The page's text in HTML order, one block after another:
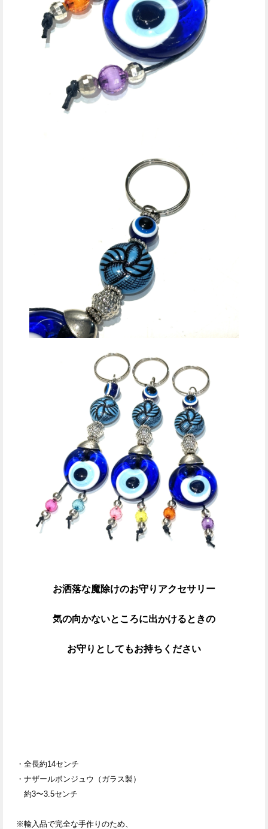
お洒落な魔除けのお守りアクセサリー
気の向かないところに出かけるときの
お守りとしてもお持ちください
・ 全長約14センチ
・ナザールボンジュウ（ガラス製）
約3〜3.5センチ
※輸入品で完全な手作りのため、